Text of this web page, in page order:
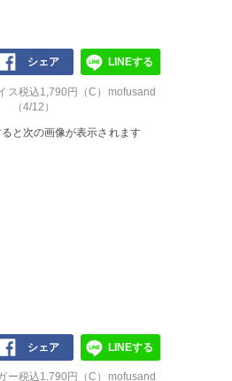
シェア LINEする
ス税込1,790円（C）mofusand
（4/12）
と次の画像が表示されます
シェア LINEする
ー税込1,790円（C）mofusand